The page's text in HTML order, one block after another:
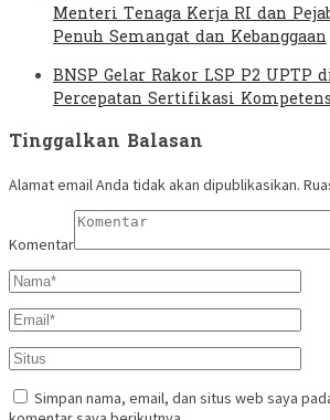
Menteri Tenaga Kerja RI dan
Penuh Semangat dan Kebanggaan
BNSP Gelar Rakor LSP P2 UPTP
Percepatan Sertifikasi
Tinggalkan Balasan
Alamat email Anda tidak akan dipublikasikan.
Komentar
Simpan nama, email, dan situs web saya